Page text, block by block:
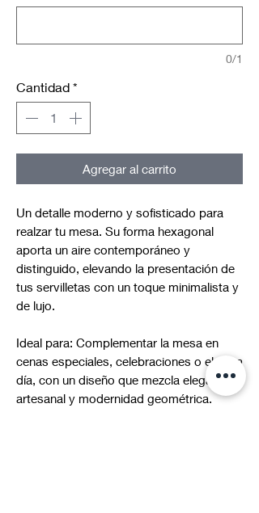
0/1
Cantidad *
Agregar al carrito
Un detalle moderno y sofisticado para
realzar tu mesa. Su forma hexagonal
aporta un aire contemporáneo y
distinguido, elevando la presentación de
tus servilletas con un toque minimalista y
de lujo.
Ideal para: Complementar la mesa en
cenas especiales, celebraciones o el día a
día, con un diseño que mezcla elegancia
artesanal y modernidad geométrica.